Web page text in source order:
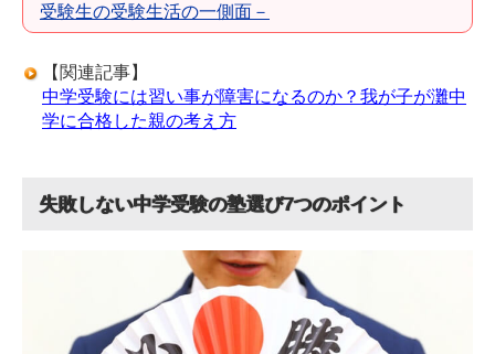
受験生の受験生活の一側面－
【関連記事】
中学受験には習い事が障害になるのか？我が子が灘中
学に合格した親の考え方
失敗しない中学受験の塾選び7つのポイント